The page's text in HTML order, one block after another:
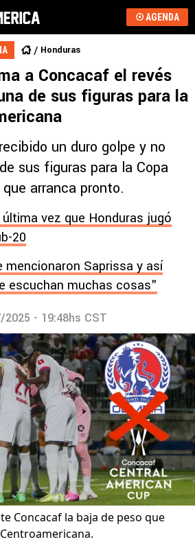
AGENDA
Honduras
a Concacaf el revés
de sus figuras para la
un duro golpe y no
sus figuras para la Copa
arranca pronto.
vez que Honduras jugó
20
mencionaron Saprissa y así
escuchan muchas cosas"
2025 - 19:48hs CST
Concacaf la baja de peso que